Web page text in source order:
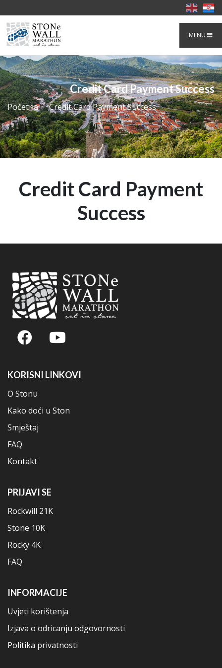
MENU
Credit Card Payment Success
Početna Credit Card Payment Success
Credit Card Payment
Success
KORISNI LINKOVI
O Stonu
Kako doći u Ston
Smještaj
FAQ
Kontakt
PRIJAVI SE
Rockwill 21K
Stone 10K
Rocky 4K
FAQ
INFORMACIJE
Uvjeti korištenja
Izjava o odricanju odgovornosti
Politika privatnosti